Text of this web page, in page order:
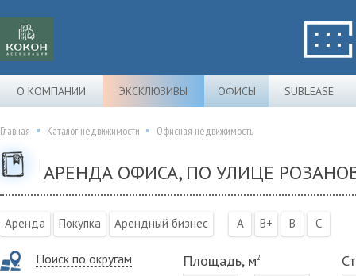
О КОМПАНИИ ЭКСКЛЮЗИВЫ ОФИСЫ SUBLEASE
Главная Каталог недвижимости Офисная недвижимость
АРЕНДА ОФИСА, ПО УЛИЦЕ
Аренда Покупка Арендный бизнес A B+ B C
Поиск по округам
Площадь, м2